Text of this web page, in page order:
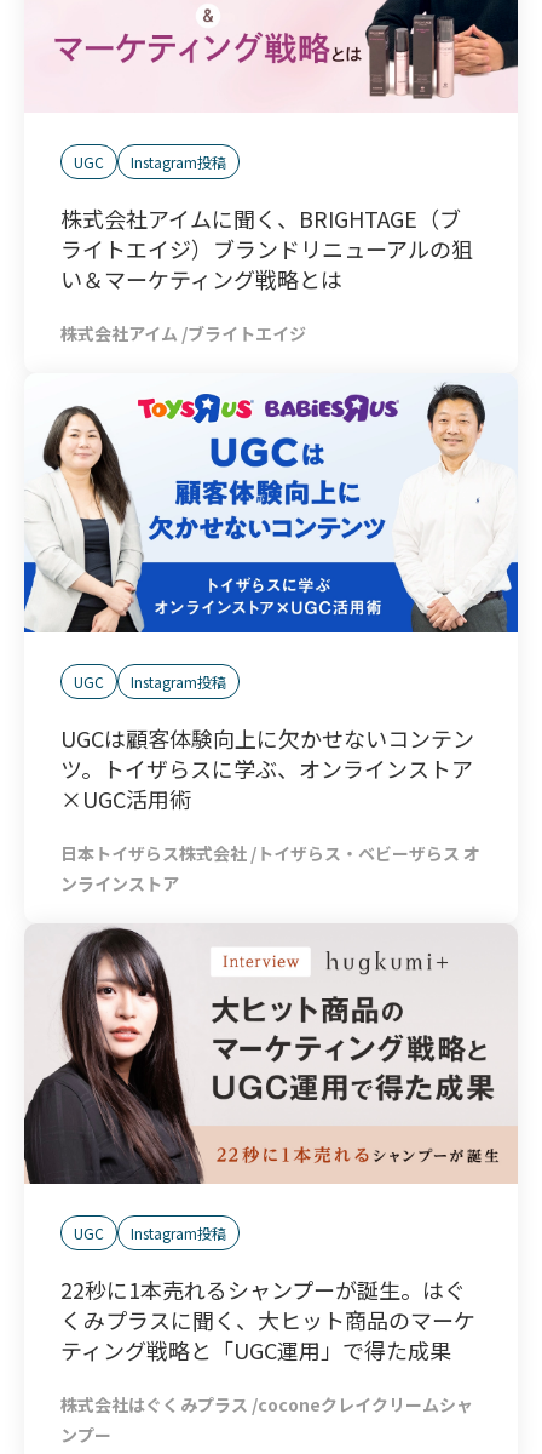
UGC Instagram投稿
株式会社アイムに聞く、BRIGHTAGE（ブ
ライトエイジ）ブランドリニューアルの狙
い＆マーケティング戦略とは
株式会社アイム /ブライトエイジ
UGC Instagram投稿
UGCは顧客体験向上に欠かせないコンテン
ツ。トイザらスに学ぶ、オンラインストア
×UGC活用術
日本トイザらス株式会社 /トイザらス・ベビーザらス オ
ンラインストア
UGC Instagram投稿
22秒に1本売れるシャンプーが誕生。はぐ
くみプラスに聞く、大ヒット商品のマーケ
ティング戦略と「UGC運用」で得た成果
株式会社はぐくみプラス /coconeクレイクリームシャ
ンプー